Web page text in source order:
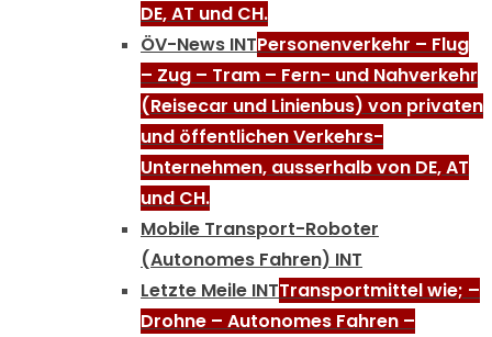
DE, AT und CH.
ÖV-News INTPersonenverkehr – Flug
– Zug – Tram – Fern- und Nahverkehr
(Reisecar und Linienbus) von privaten
und öffentlichen Verkehrs-
Unternehmen, ausserhalb von DE, AT
und CH.
Mobile Transport-Roboter
(Autonomes Fahren) INT
Letzte Meile INTTransportmittel wie; –
Drohne – Autonomes Fahren –